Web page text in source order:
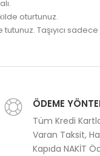
oturtunuz.
Taşıyıcı sadece
ÖDEME
Tüm Kredi
Varan Taksit,
Kapıda NAKİT